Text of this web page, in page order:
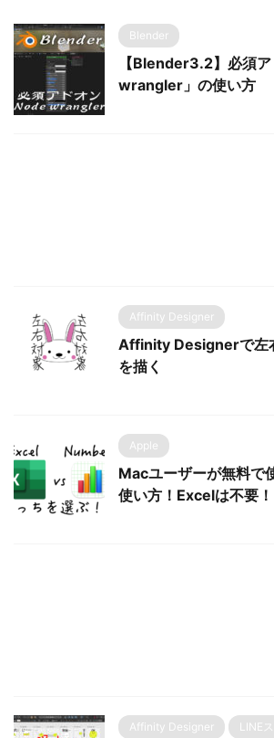
Blender
【Blender3.2】必須
wrangler」の使い方
Affinity Designer
Affinity Designerで左
を描く
Apple
Macユーザーが無料
使い方！Excelは不要！
Affinity Designer LINE